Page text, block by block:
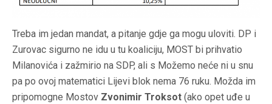
Treba im jedan mandat, a pitanje gdje ga mogu uloviti. DP i
Zurovac sigurno ne idu u tu koaliciju, MOST bi prihvatio
Milanovića i zažmirio na SDP, ali s Možemo neće ni u snu
pa po ovoj matematici Lijevi blok nema 76 ruku. Možda im
pripomogne Mostov Zvonimir Troksot (ako opet uđe u